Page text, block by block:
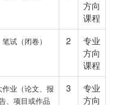
方向
课程
笔试（闭卷） 2
专业
方向
课程
作业（论文、报
、项目或作品
3
专业
方向